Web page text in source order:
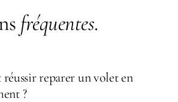
fréquentes.
reparer un volet en
?